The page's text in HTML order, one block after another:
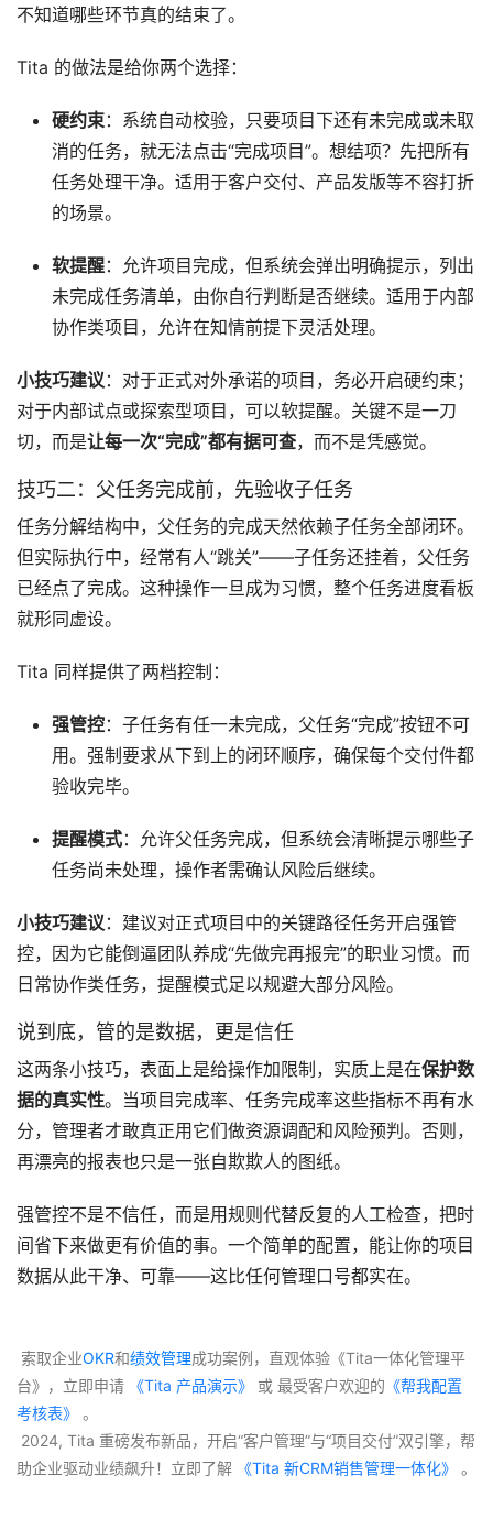
不知道哪些环节真的结束了。
Tita 的做法是给你两个选择：
硬约束：系统自动校验，只要项目下还有未完成或未取
消的任务，就无法点击“完成项目”。想结项？先把所有
任务处理干净。适用于客户交付、产品发版等不容打折
的场景。
软提醒：允许项目完成，但系统会弹出明确提示，列出
未完成任务清单，由你自行判断是否继续。适用于内部
协作类项目，允许在知情前提下灵活处理。
小技巧建议：对于正式对外承诺的项目，务必开启硬约束；
对于内部试点或探索型项目，可以软提醒。关键不是一刀
切，而是让每一次“完成”都有据可查，而不是凭感觉。
技巧二：父任务完成前，先验收子任务
任务分解结构中，父任务的完成天然依赖子任务全部闭环。
但实际执行中，经常有人“跳关”——子任务还挂着，父任务
已经点了完成。这种操作一旦成为习惯，整个任务进度看板
就形同虚设。
Tita 同样提供了两档控制：
强管控：子任务有任一未完成，父任务“完成”按钮不可
用。强制要求从下到上的闭环顺序，确保每个交付件都
验收完毕。
提醒模式：允许父任务完成，但系统会清晰提示哪些子
任务尚未处理，操作者需确认风险后继续。
小技巧建议：建议对正式项目中的关键路径任务开启强管
控，因为它能倒逼团队养成“先做完再报完”的职业习惯。而
日常协作类任务，提醒模式足以规避大部分风险。
说到底，管的是数据，更是信任
这两条小技巧，表面上是给操作加限制，实质上是在保护数
据的真实性。当项目完成率、任务完成率这些指标不再有水
分，管理者才敢真正用它们做资源调配和风险预判。否则，
再漂亮的报表也只是一张自欺欺人的图纸。
强管控不是不信任，而是用规则代替反复的人工检查，把时
间省下来做更有价值的事。一个简单的配置，能让你的项目
数据从此干净、可靠——这比任何管理口号都实在。
索取企业OKR和绩效管理成功案例，直观体验《Tita一体化管理平
台》，立即申请 《Tita 产品演示》 或 最受客户欢迎的 《帮我配置
考核表》
。
助企业驱动业绩飙升！立即了解 《Tita 新CRM销售管理一体化》 。